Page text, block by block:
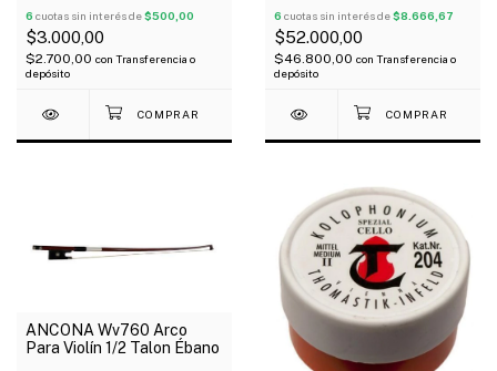
6 cuotas sin interés de$500,00
$3.000,00
$2.700,00 con Transferencia o
depósito
6 cuotas sin interés de$8.666,67
$52.000,00
$46.800,00 con Transferencia o
depósito
ANCONA Wv760 Arco
Para Violín 1/2 Talon Ébano